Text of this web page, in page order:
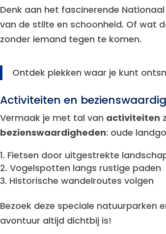
Denk aan het fascinerende
van de stilte en schoonheid. Of wat
zonder iemand tegen te komen.
Ontdek plekken waar je kunt
Activiteiten en
Vermaak je met tal van activiteiten
bezienswaardigheden: oude
Fietsen door uitgestrekte
Vogelspotten langs rustige paden
Historische wandelroutes volgen
Bezoek deze speciale natuurparken
avontuur altijd dichtbij is!